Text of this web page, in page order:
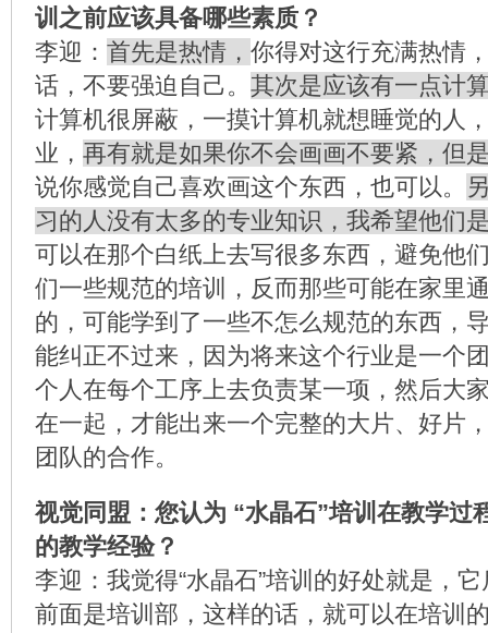
训之前应该具备哪些素质？
李迎： 首先是热情， 你得对这行充满热情
话，不要强迫自己。 其次是应该有一点计
计算机很屏蔽，一摸计算机就想睡觉的人
业， 再有就是如果你不会画画不要紧，但
说你感觉自己喜欢画这个东西，也可以。
习的人没有太多的专业知识，我希望他们
可以在那个白纸上去写很多东西，避免他
们一些规范的培训，反而那些可能在家里
的，可能学到了一些不怎么规范的东西，
能纠正不过来，因为将来这个行业是一个
个人在每个工序上去负责某一项，然后大
在一起，才能出来一个完整的大片、好片
团队的合作。
视觉同盟：您认为 “水晶石”培训在教学过
的教学经验？
李迎：我觉得“水晶石”培训的好处就是，
前面是培训部，这样的话，就可以在培训